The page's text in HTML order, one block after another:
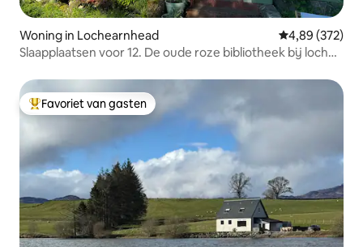
Woning in Lochearnhead Gemiddelde
4,89 (372)
Slaapplaatsen voor 12. De oude roze bibliotheek bij loch
Topfavoriet van gasten
Favoriet van gasten